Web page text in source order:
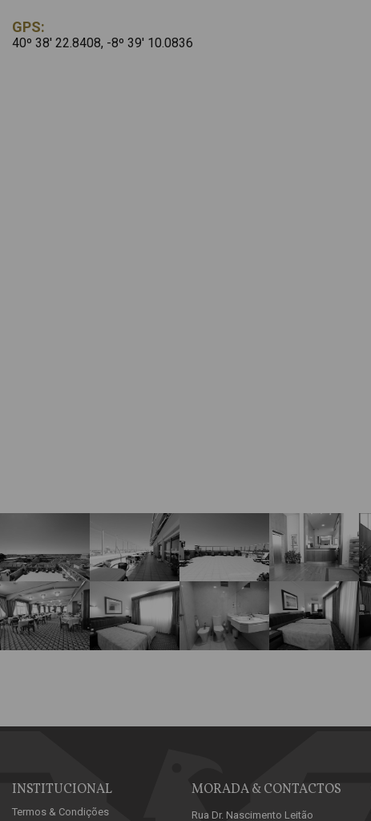
GPS:
40º 38' 22.8408, -8º 39' 10.0836
INSTITUCIONAL
Termos & Condições
MORADA & CONTACTOS
Rua Dr. Nascimento Leitão